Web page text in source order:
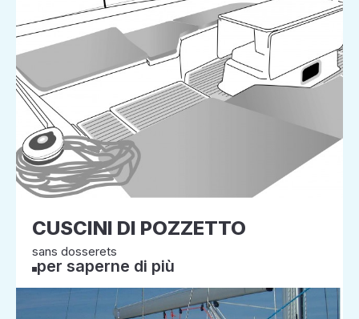
CUSCINI DI POZZETTO
sans dosserets
per saperne di più